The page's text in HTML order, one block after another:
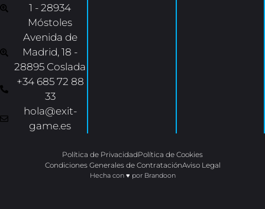
1 - 28934
Móstoles
Avenida de
Madrid, 18 -
28895 Coslada
+34 685 72 88
33
hola@exit-
game.es
Política de PrivacidadPolítica de Cookies
Condiciones Generales de ContrataciónAviso Legal
Hecha con ♥ por Brandoon